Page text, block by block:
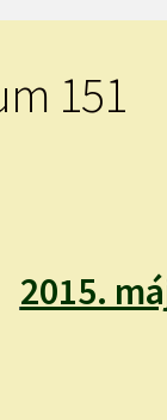
151
2015.